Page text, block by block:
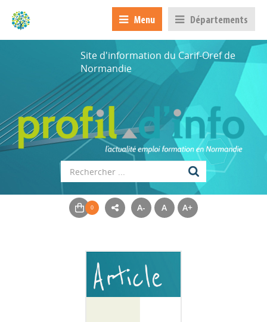
Menu Départements
Site d'information du Carif-Oref de
Normandie
A- A A+